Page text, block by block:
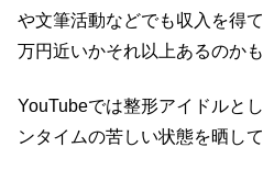
や文筆活動などでも収入を得
万円近いかそれ以上あるのか
YouTubeでは整形アイドルと
ンタイムの苦しい状態を晒して